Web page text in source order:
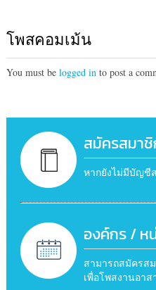
โพสคอมเม้น
You must be logged into post a
สมัครสมา
หากยังไม่มีบัญชี
องค์กร / ห
สามารถสมัครส
เพื่อโพสงานอาส